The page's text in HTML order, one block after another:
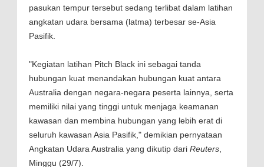
pasukan tempur tersebut sedang terlibat dalam latihan
angkatan udara bersama (latma) terbesar se-Asia
Pasifik.
"Kegiatan latihan Pitch Black ini sebagai tanda
hubungan kuat menandakan hubungan kuat antara
Australia dengan negara-negara peserta lainnya, serta
memiliki nilai yang tinggi untuk menjaga keamanan
kawasan dan membina hubungan yang lebih erat di
seluruh kawasan Asia Pasifik," demikian pernyataan
Angkatan Udara Australia yang dikutip dari Reuters
Minggu (29/7).